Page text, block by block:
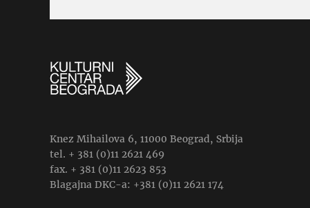
Knez Mihailova 6, 11000 Beograd, Srbija
tel. + 381 (0)11 2621 469
fax. + 381 (0)11 2623 853
Blagajna DKC-a: +381 (0)11 2621 174